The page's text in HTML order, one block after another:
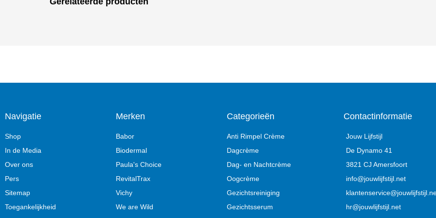
Navigatie
Shop
In de Media
Over ons
Pers
Sitemap
Toegankelijkheid
Merken
Babor
Biodermal
Paula's Choice
RevitalTrax
Vichy
We are Wild
Categorieën
Anti Rimpel Crème
Dagcrème
Dag- en Nachtcrème
Oogcrème
Gezichtsreiniging
Gezichtsserum
Contactinformatie
Jouw Lijfstijl
De Dynamo 41
3821 CJ Amersfoort
info@jouwlijfstijl.net
hr@jouwlijfstijl.net